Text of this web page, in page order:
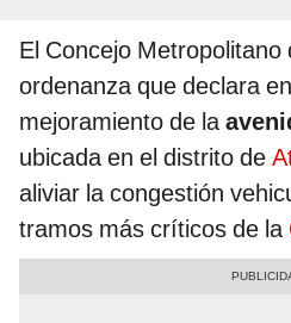
El Concejo
ordenanza que declara
mejoramiento de la
ubicada en el distrito de
aliviar la congestión
tramos más críticos de la